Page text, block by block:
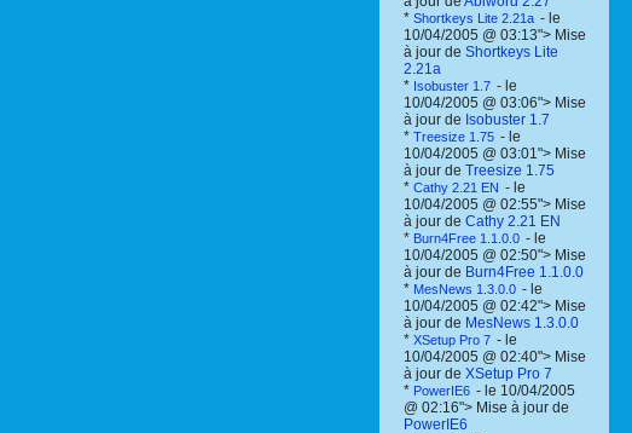
* Shortkeys Lite 2.21a - le
10/04/2005 @ 03:13"> Mise
à jour de Shortkeys Lite
2.21a
* Isobuster 1.7 - le
10/04/2005 @ 03:06"> Mise
à jour de Isobuster 1.7
* Treesize 1.75 - le
10/04/2005 @ 03:01"> Mise
à jour de Treesize 1.75
* Cathy 2.21 EN - le
10/04/2005 @ 02:55"> Mise
à jour de Cathy 2.21 EN
* Burn4Free 1.1.0.0 - le
10/04/2005 @ 02:50"> Mise
à jour de Burn4Free 1.1.0.0
* MesNews 1.3.0.0 - le
10/04/2005 @ 02:42"> Mise
à jour de MesNews 1.3.0.0
* XSetup Pro 7 - le
10/04/2005 @ 02:40"> Mise
à jour de XSetup Pro 7
* PowerIE6 - le 10/04/2005
@ 02:16"> Mise à jour de
PowerIE6